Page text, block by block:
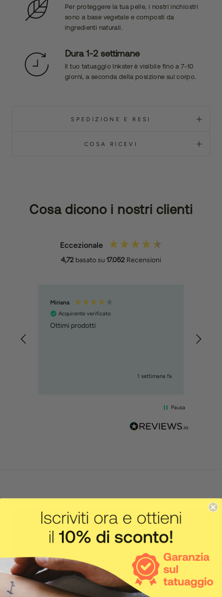
Per proteggere la tua pelle, i nostri inchiostri
sono a base vegetale e composti da
ingredienti naturali.
Dura 1-2 settimane
Il tuo tatuaggio Inkster è visibile fino a 7-10
giorni, a seconda della posizione sul corpo.
SPEDIZIONE E RESI
COSA RICEVI
Cosa dicono i nostri clienti
Eccezionale
4,72 basato su 17.052 Recensioni
Miriana
Acquirente verificato
Ottimi prodotti
1 settimana fa
Pausa